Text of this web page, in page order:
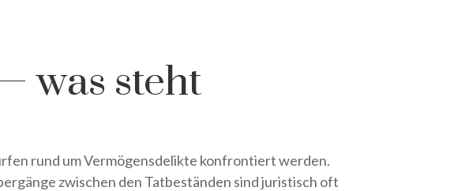
was steht
rund um Vermögensdelikte konfrontiert werden.
zwischen den Tatbeständen sind juristisch oft